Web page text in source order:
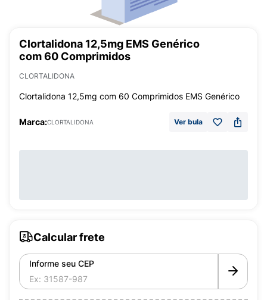
Clortalidona 12,5mg EMS Genérico
com 60 Comprimidos
CLORTALIDONA
Clortalidona 12,5mg com 60 Comprimidos EMS Genérico
Marca:CLORTALIDONA Ver bula
Calcular frete
Informe seu CEP